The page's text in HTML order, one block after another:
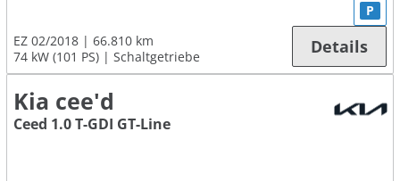
EZ 02/2018
66.810 km
74 kW (101 PS)
Schaltgetriebe
P
Details
Kia cee'd
Ceed 1.0 T-GDI GT-Line